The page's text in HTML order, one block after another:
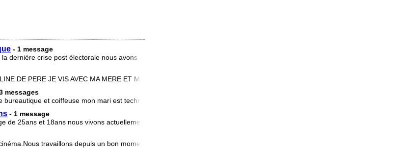
- 1 message
dernière crise post électorale nous avons perdu tout ce que nou
DE PERE JE VIS AVEC MA MERE ET MES DEUX SOEURS NOUS VIVONS DANS UNE SITUA
messages
et coiffeuse mon mari est technicien de bâtiment je vo
- 1 message
de 25ans et 18ans nous vivons actuellement au Cameroun nous avon
travaillons depuis un bon moment et nous avons a notre acti